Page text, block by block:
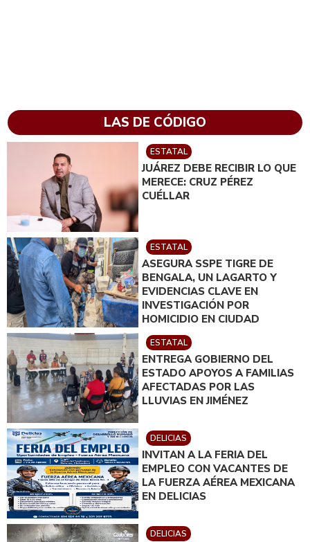
LAS DE CÓDIGO
ESTATAL
JUÁREZ DEBE RECIBIR LO QUE
MERECE: CRUZ PÉREZ
CUÉLLAR
ESTATAL
ASEGURA SSPE TIGRE DE
BENGALA, UN LAGARTO Y
EVIDENCIAS CLAVE EN
INVESTIGACIÓN POR
HOMICIDIO EN CIUDAD
JUÁREZ; EN CATEO
INSTRUIDO POR GILBERTO
LOYA
ESTATAL
ENTREGA GOBIERNO DEL
ESTADO APOYOS A FAMILIAS
AFECTADAS POR LAS
LLUVIAS EN JIMÉNEZ
DELICIAS
INVITAN A LA FERIA DEL
EMPLEO CON VACANTES DE
LA FUERZA AÉREA MEXICANA
EN DELICIAS
DELICIAS